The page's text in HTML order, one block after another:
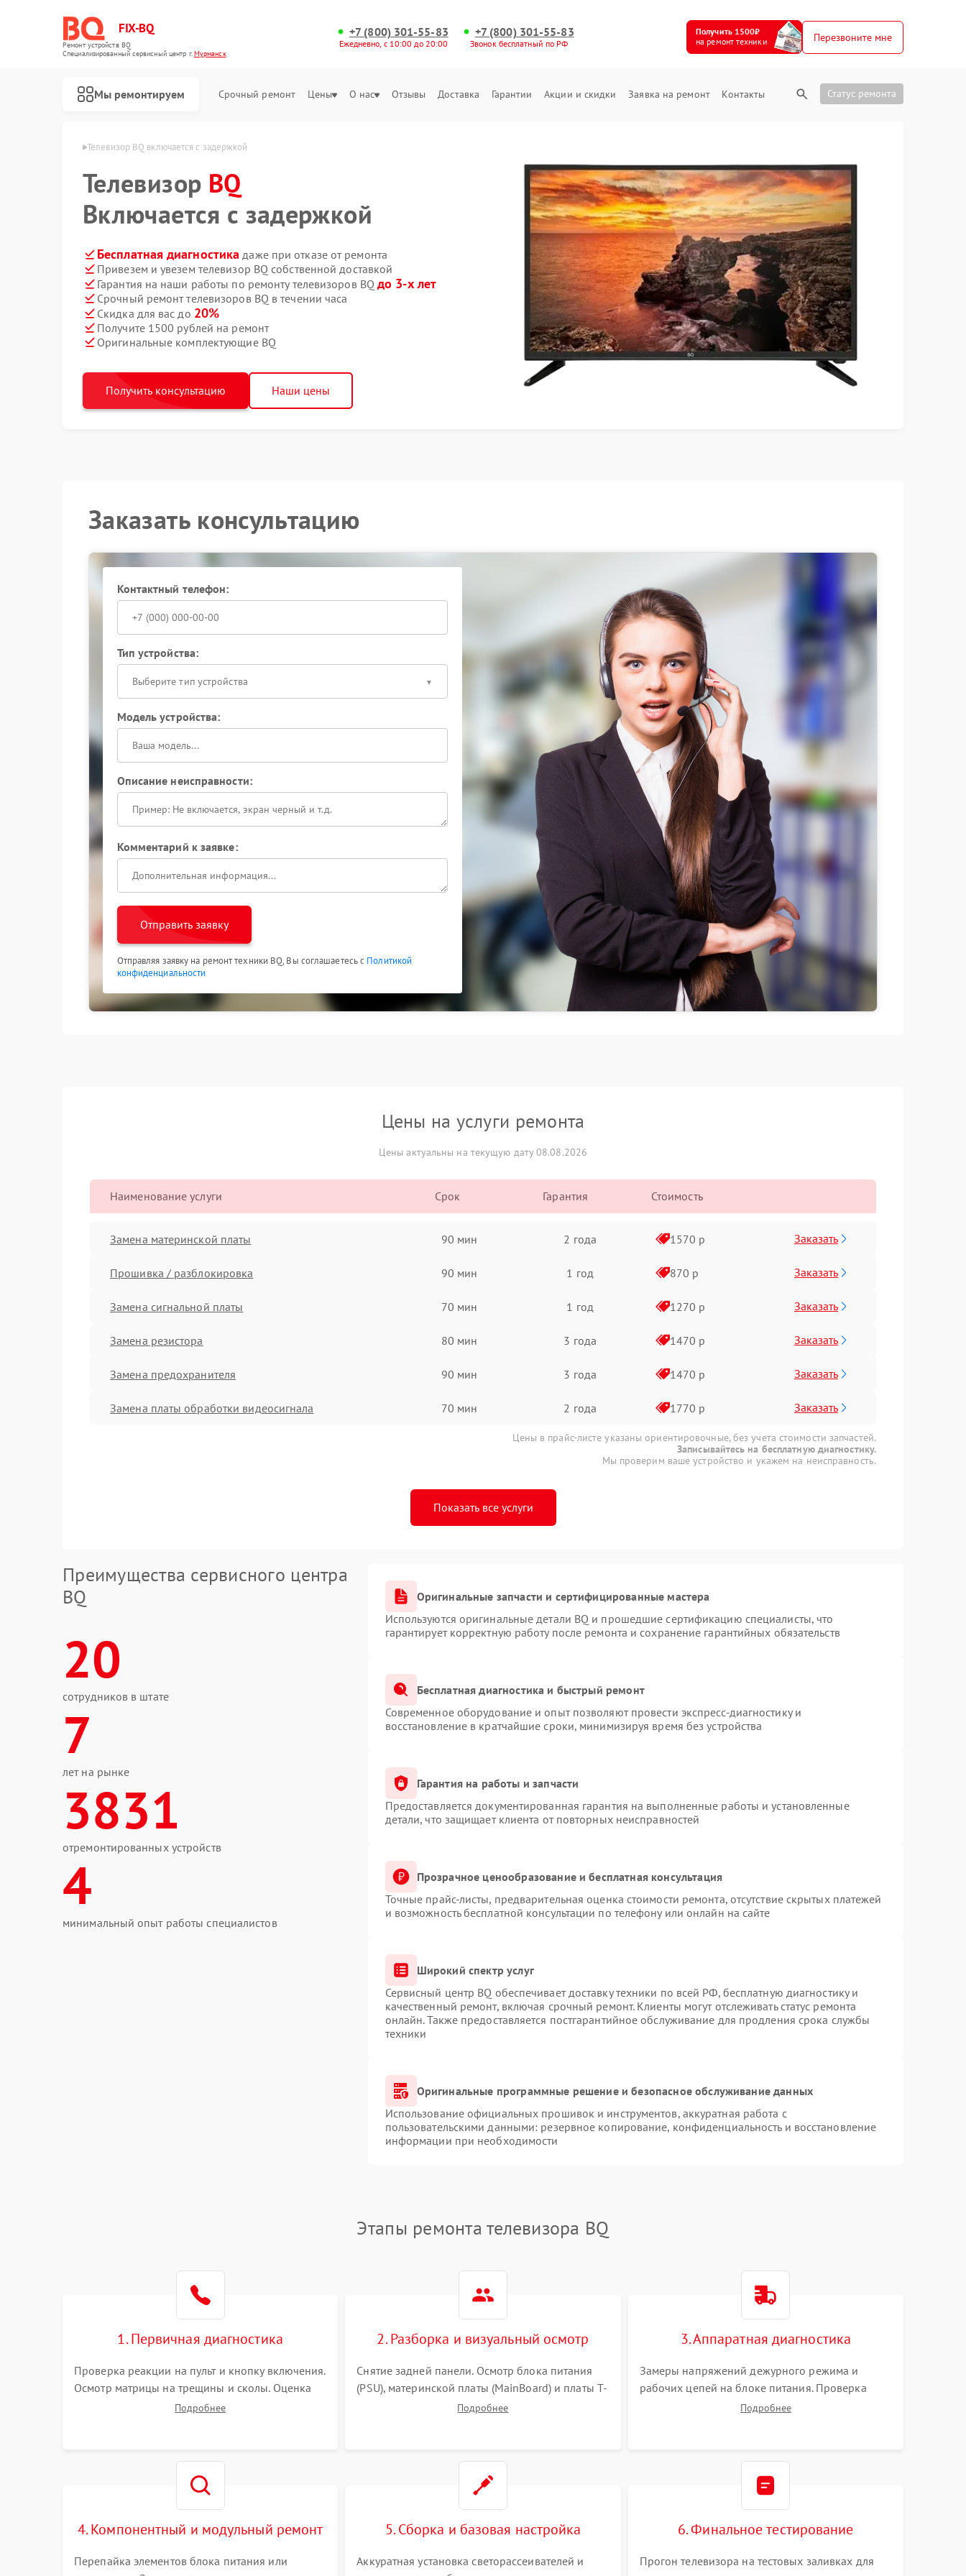
FIX-BQ
Ремонт устройств BQ
Специализированный cервисный центр г.Мурманск
+7 (800) 301-55-83
Ежедневно, с 10:00 до 20:00
+7 (800) 301-55-83
Звонок бесплатный по РФ
Получить 1500₽
на ремонт техники
Перезвоните мне
Мы ремонтируем Срочный ремонт Цены О нас Отзывы Доставка Гарантии Акции и скидки Заявка на ремонт Контакты Статус ремонта
BQ в Мурманске Телевизор BQ включается с задержкой
Телевизор BQ
Включается с задержкой
Бесплатная диагностика даже при отказе от ремонта
Привезем и увезем телевизор BQ собственной доставкой
Гарантия на наши работы по ремонту телевизоров BQ до 3-х лет
Срочный ремонт телевизоров BQ в течении часа
Скидка для вас до 20%
Получите 1500 рублей на ремонт
Оригинальные комплектующие BQ
Получить консультацию Наши цены
Заказать консультацию
Контактный телефон:
Тип устройства:
Выберите тип устройства
Модель устройства:
Описание неисправности:
Комментарий к заявке:
Отправить заявку
Отправляя заявку на ремонт техники BQ, Вы соглашаетесь с Политикой
конфиденциальности
Цены на услуги ремонта
Цены актуальны на текущую дату 08.08.2026
Наименование услуги Срок Гарантия Стоимость
Замена материнской платы 90 мин 2 года 1570 р Заказать
Прошивка / разблокировка 90 мин 1 год 870 р Заказать
Замена сигнальной платы 70 мин 1 год 1270 р Заказать
Замена резистора 80 мин 3 года 1470 р Заказать
Замена предохранителя 90 мин 3 года 1470 р Заказать
Замена платы обработки видеосигнала 70 мин 2 года 1770 р Заказать
Цены в прайс-листе указаны ориентировочные, без учета стоимости запчастей.
Записывайтесь на бесплатную диагностику.
Мы проверим ваше устройство и укажем на неисправность.
Показать все услуги
Преимущества сервисного центра
BQ
20
сотрудников в штате
7
лет на рынке
3831
отремонтированных устройств
4
минимальный опыт работы специалистов
Оригинальные запчасти и сертифицированные мастера
Используются оригинальные детали BQ и прошедшие сертификацию специалисты, что
гарантирует корректную работу после ремонта и сохранение гарантийных обязательств
Бесплатная диагностика и быстрый ремонт
Современное оборудование и опыт позволяют провести экспресс-диагностику и
восстановление в кратчайшие сроки, минимизируя время без устройства
Гарантия на работы и запчасти
Предоставляется документированная гарантия на выполненные работы и установленные
детали, что защищает клиента от повторных неисправностей
Прозрачное ценообразование и бесплатная консультация
Точные прайс-листы, предварительная оценка стоимости ремонта, отсутствие скрытых платежей
и возможность бесплатной консультации по телефону или онлайн на сайте
Широкий спектр услуг
Сервисный центр BQ обеспечивает доставку техники по всей РФ, бесплатную диагностику и
качественный ремонт, включая срочный ремонт. Клиенты могут отслеживать статус ремонта
онлайн. Также предоставляется постгарантийное обслуживание для продления срока службы
техники
Оригинальные программные решение и безопасное обслуживание данных
Использование официальных прошивок и инструментов, аккуратная работа с
пользовательскими данными: резервное копирование, конфиденциальность и восстановление
информации при необходимости
Этапы ремонта телевизора BQ
1. Первичная диагностика
Проверка реакции на пульт и кнопку включения.
Осмотр матрицы на трещины и сколы. Оценка
звука, наличия подсветки и индикаторов
Подробнее
2. Разборка и визуальный осмотр
Снятие задней панели. Осмотр блока питания
(PSU), материнской платы (MainBoard) и платы T-
Con на вздутые конденсаторы, прогары,
Подробнее
3. Аппаратная диагностика
Замеры напряжений дежурного режима и
рабочих цепей на блоке питания. Проверка
видеосигналов на плате T-Con с помощью
Подробнее
4. Компонентный и модульный ремонт
Перепайка элементов блока питания или
5. Сборка и базовая настройка
Аккуратная установка светорассеивателей и
6. Финальное тестирование
Прогон телевизора на тестовых заливках для